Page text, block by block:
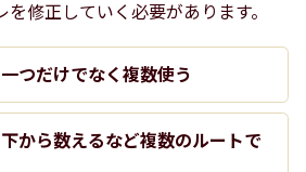
修正していく必要があります。
つだけでなく複数使う
から数えるなど複数のルートで